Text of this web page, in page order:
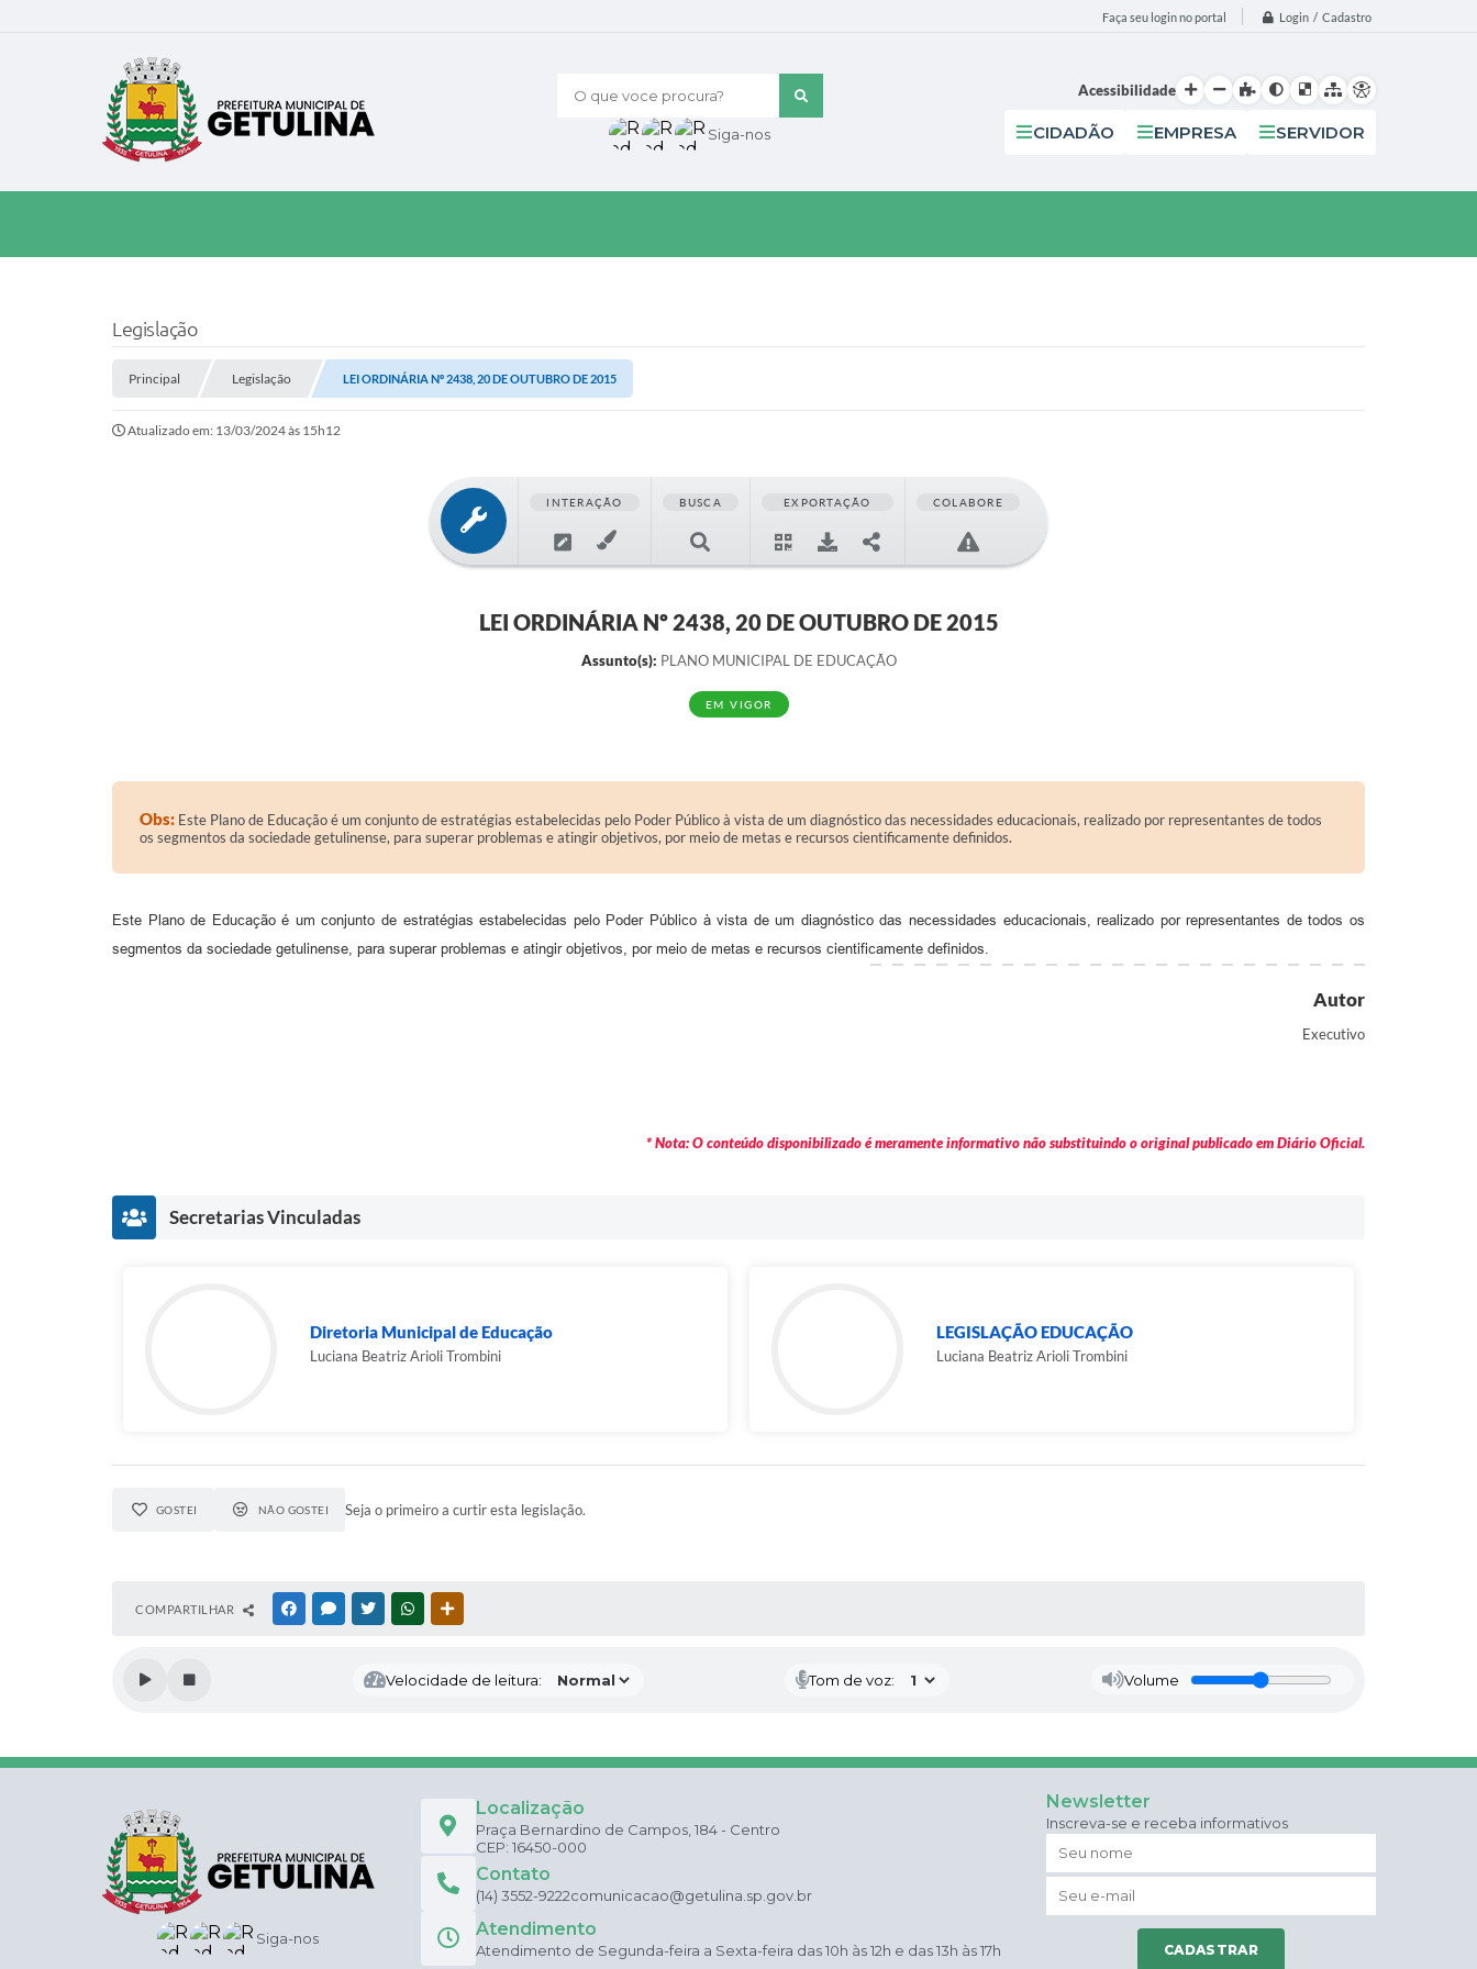
Faça seu login no portal Login / Cadastro
O que voce procura?
Siga-nos
Acessibilidade
CIDADÃO EMPRESA SERVIDOR
Legislação
Principal Legislação LEI ORDINÁRIA Nº 2438, 20 DE OUTUBRO DE 2015
Atualizado em: 13/03/2024 às 15h12
INTERAÇÃO BUSCA EXPORTAÇÃO COLABORE
LEI ORDINÁRIA Nº 2438, 20 DE OUTUBRO DE 2015
Assunto(s): PLANO MUNICIPAL DE EDUCAÇÃO
EM VIGOR
Obs: Este Plano de Educação é um conjunto de estratégias estabelecidas pelo Poder Público à vista de um diagnóstico das necessidades educacionais, realizado por representantes de todos
os segmentos da sociedade getulinense, para superar problemas e atingir objetivos, por meio de metas e recursos cientificamente definidos.
Este Plano de Educação é um conjunto de estratégias estabelecidas pelo Poder Público à vista de um diagnóstico das necessidades educacionais, realizado por representantes de todos os
segmentos da sociedade getulinense, para superar problemas e atingir objetivos, por meio de metas e recursos cientificamente definidos.
Autor
Executivo
* Nota: O conteúdo disponibilizado é meramente informativo não substituindo o original publicado em Diário Oficial.
Secretarias Vinculadas
Diretoria Municipal de Educação
Luciana Beatriz Arioli Trombini
LEGISLAÇÃO EDUCAÇÃO
Luciana Beatriz Arioli Trombini
GOSTEI NÃO GOSTEI Seja o primeiro a curtir esta legislação.
COMPARTILHAR FACEBOOKMESSENGER
TWITTERWHATSAPP
Velocidade de leitura: Tom de voz: Volume
Siga-nos
Localização
Praça Bernardino de Campos, 184 - Centro
CEP: 16450-000
Contato
(14) 3552-9222comunicacao@getulina.sp.gov.br
Atendimento
Atendimento de Segunda-feira a Sexta-feira das 10h às 12h e das 13h às 17h
Newsletter
Inscreva-se e receba informativos
CADASTRAR